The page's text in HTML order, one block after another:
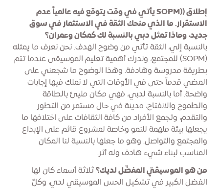
إطلاق ((SOPM يأتي في وقت يتوقع فيه عالمياً عدم
الاستقرار. ما الذي منحك الثقة في الاستثمار في سوق
جديد، وماذا تمثل دبي بالنسبة لك كمكان وعمران؟
بالنسبة إلي، الثقة تأتي من وضوح الهدف. نحن نعرف ما يمثله
(SOPM) للمجتمع، وندرك أهمية تعليم الموسيقى عندما تتم
بطريقة مدروسة وهادفة. وهذا الوضوح ما شجعني على
المضي قدماً حتى في الأوقات التي لا نملك فيها إجابات
واضحة. أما بالنسبة لدبي، فهي مكان مليئ بالطاقة
والطموح والانفتاح، مدينة في حال مستمر من التطور
والتقدم، وتجمع الأفراد من كافة الثقافات على اختلافها ما
يجعلها بيئة ملهمة للنمو وخاصة لمشروع قائم على الإبداع
والمجتمع والتواصل. وهو ما جعلها بالنسبة لنا المكان
المناسب لبناء شيء هادف وله أثر.
من هو الموسيقيّ المفضّل لديك؟ ثلاثة أسماء كان لها
الفضل الكبير في تشكيل الحس الموسيقي لدي، وكلٌ